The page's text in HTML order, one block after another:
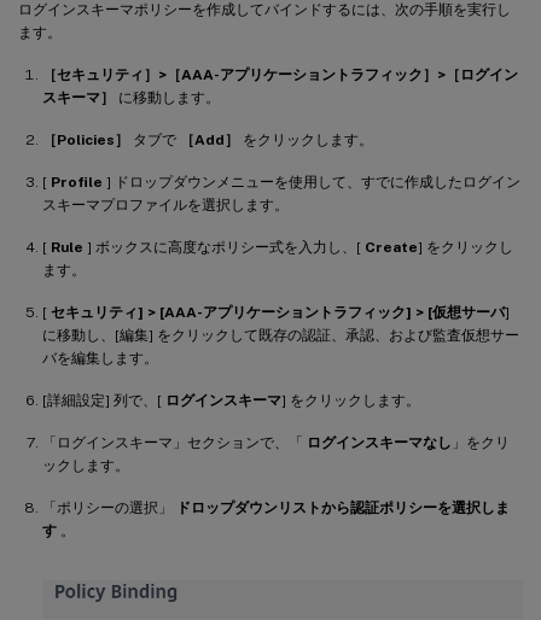
ログインスキーマポリシーを作成してバインドするには、次の手順を実行し
ます。
［セキュリティ］>［AAA-アプリケーショントラフィック］>［ログイン
スキーマ］
に移動します。
［Policies］ タブで ［Add］ をクリックします。
[ Profile ] ドロップダウンメニューを使用して、すでに作成したログイン
スキーマプロファイルを選択します。
[ Rule ] ボックスに高度なポリシー式を入力し、[ Create] をクリックし
ます。
[ セキュリティ] > [AAA-アプリケーショントラフィック] > [仮想サーバ]
に移動し、[編集] をクリックして既存の認証、承認、および監査仮想サー
バを編集します。
[詳細設定] 列で、[ ログインスキーマ] をクリックします。
「ログインスキーマ」セクションで、「 ログインスキーマなし 」をクリ
ックします。
「ポリシーの選択」
ドロップダウンリストから認証ポリシーを選択しま
す 。